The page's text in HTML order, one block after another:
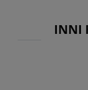
INNI